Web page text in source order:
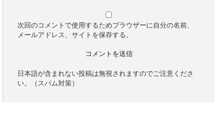
次回のコメントで使用するためブラウザーに自分の名前、
メールアドレス、サイトを保存する。
日本語が含まれない投稿は無視されますのでご注意くださ
い。（スパム対策）